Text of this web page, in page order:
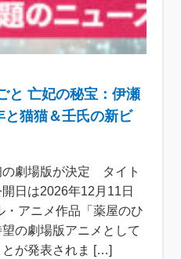
と 亡妃の秘宝：伊瀬
と猫猫＆壬氏の新ビ
の劇場版が決定 タイト
日は2026年12月11日
・アニメ作品「薬屋のひ
の劇場版アニメとして
が発表されま […]